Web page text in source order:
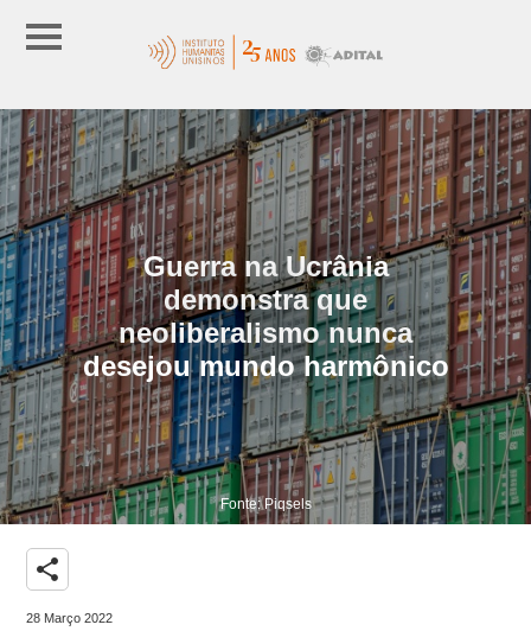
Guerra na Ucrânia
demonstra que
neoliberalismo nunca
desejou mundo harmônico
Fonte: Piqsels
share
28 Março 2022